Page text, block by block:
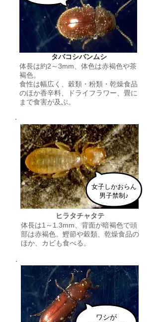
タバコシバンムシ
​体長は約2～3mm、体色は赤褐色や茶
褐色。
食性は幅広く、穀類・粉類・乾燥食品
のほか香辛料、ドライフラワー、畳に
まで食害が及ぶ。
女子しかおらん
男子禁制♪
ヒラタチャタテ
​体長は1～1.3mm、背面が暗褐色で頭
部は赤褐色。鰹節や穀類、乾燥食品の
ほか、カビも食べる。
​ワシが